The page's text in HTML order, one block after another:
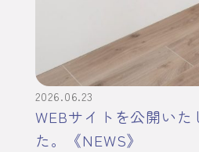
2026.06.23
WEBサイトを公開いた
た。《NEWS》